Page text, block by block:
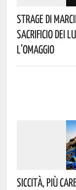
Strage Di
Sacrificio Dei
L’omaggio
Siccità, Più